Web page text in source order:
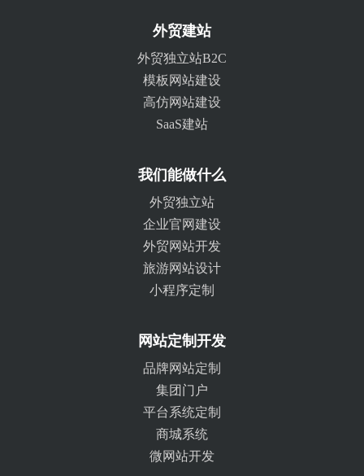
外贸建站
外贸独立站B2C
模板网站建设
高仿网站建设
SaaS建站
我们能做什么
外贸独立站
企业官网建设
外贸网站开发
旅游网站设计
小程序定制
网站定制开发
品牌网站定制
集团门户
平台系统定制
商城系统
微网站开发